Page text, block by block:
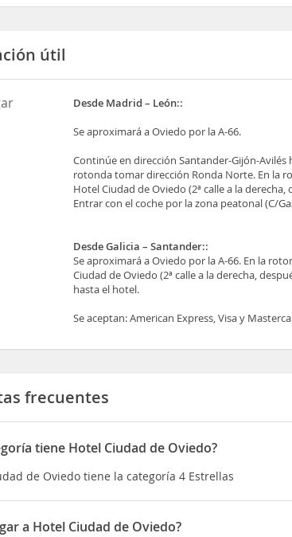
útil
Desde Madrid – León::
Se aproximará a Oviedo por la A-66.
Continúe en dirección Santander-Gijón-Avilés
rotonda tomar dirección Ronda Norte. En la
Hotel Ciudad de Oviedo (2ª calle a la derecha,
Entrar con el coche por la zona peatonal (C/
Desde Galicia – Santander::
Se aproximará a Oviedo por la A-66. En la
Ciudad de Oviedo (2ª calle a la derecha,
hasta el hotel.
Se aceptan: American Express, Visa y
frecuentes
tiene Hotel Ciudad de Oviedo?
de Oviedo tiene la categoría 4 Estrellas
a Hotel Ciudad de Oviedo?